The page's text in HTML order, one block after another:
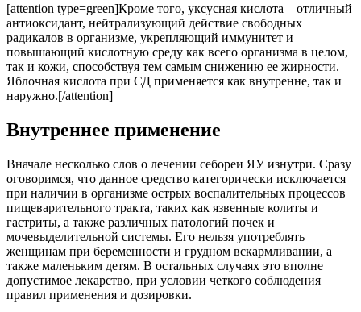
[attention type=green]Кроме того, уксусная кислота – отличный
антиоксидант, нейтрализующий действие свободных
радикалов в организме, укрепляющий иммунитет и
повышающий кислотную среду как всего организма в целом,
так и кожи, способствуя тем самым снижению ее жирности.
Яблочная кислота при СД применяется как внутренне, так и
наружно.[/attention]
Внутреннее применение
Вначале несколько слов о лечении себореи ЯУ изнутри. Сразу
оговоримся, что данное средство категорически исключается
при наличии в организме острых воспалительных процессов
пищеварительного тракта, таких как язвенные колиты и
гастриты, а также различных патологий почек и
мочевыделительной системы. Его нельзя употреблять
женщинам при беременности и грудном вскармливании, а
также маленьким детям. В остальных случаях это вполне
допустимое лекарство, при условии четкого соблюдения
правил применения и дозировки.